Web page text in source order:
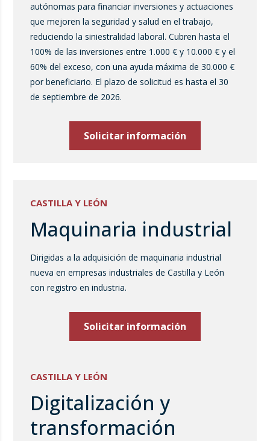
autónomas para financiar inversiones y actuaciones
que mejoren la seguridad y salud en el trabajo,
reduciendo la siniestralidad laboral. Cubren hasta el
100% de las inversiones entre 1.000 € y 10.000 € y el
60% del exceso, con una ayuda máxima de 30.000 €
por beneficiario. El plazo de solicitud es hasta el 30
de septiembre de 2026.
Solicitar información
CASTILLA Y LEÓN
Maquinaria industrial
Dirigidas a la adquisición de maquinaria industrial
nueva en empresas industriales de Castilla y León
con registro en industria.
Solicitar información
CASTILLA Y LEÓN
Digitalización y
transformación